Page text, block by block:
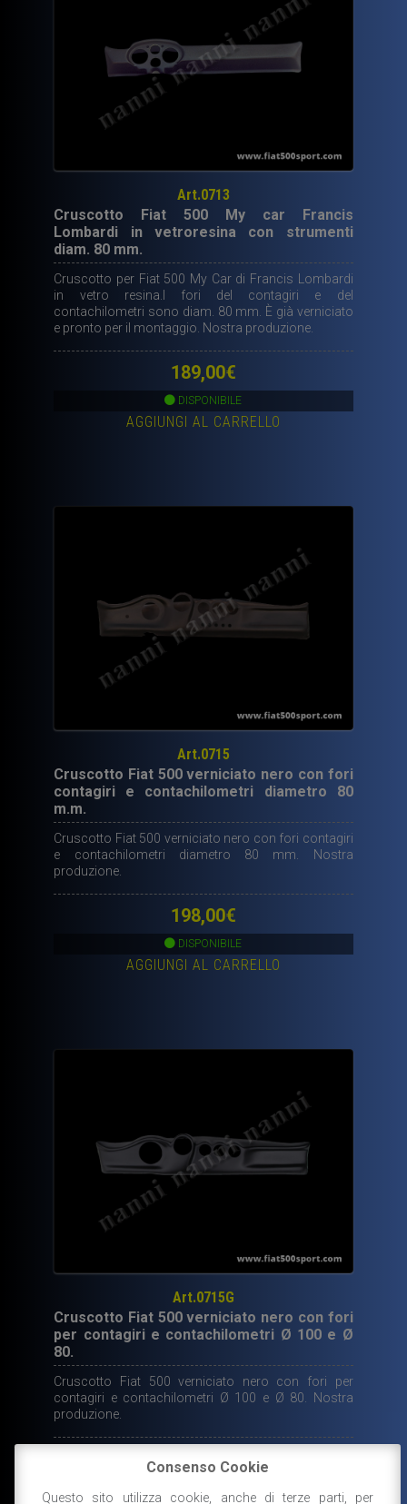
Art.0713
Cruscotto Fiat 500 My car Francis
Lombardi in vetroresina con strumenti
diam. 80 mm.
Cruscotto per Fiat 500 My Car di Francis Lombardi
in vetro resina.I fori del contagiri e del
contachilometri sono diam. 80 mm. È già verniciato
e pronto per il montaggio. Nostra produzione.
189,00€
DISPONIBILE
AGGIUNGI AL CARRELLO
Art.0715
Cruscotto Fiat 500 verniciato nero con fori
contagiri e contachilometri diametro 80
m.m.
Cruscotto Fiat 500 verniciato nero con fori contagiri
e contachilometri diametro 80 mm. Nostra
produzione.
198,00€
DISPONIBILE
AGGIUNGI AL CARRELLO
Art.0715G
Cruscotto Fiat 500 verniciato nero con fori
per contagiri e contachilometri Ø 100 e Ø
80.
Cruscotto Fiat 500 verniciato nero con fori per
contagiri e contachilometri Ø 100 e Ø 80. Nostra
produzione.
198,00€
Consenso Cookie
Questo sito utilizza cookie, anche di terze parti, per